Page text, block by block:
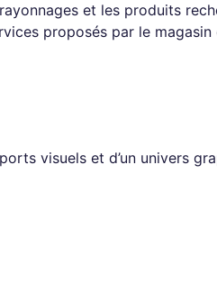
et les produits
proposés par le
visuels et d’un univers